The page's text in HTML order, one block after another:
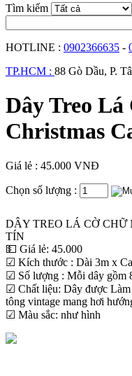
Tìm kiếm
HOTLINE : 0902366635 -
TP.HCM : 88 Gò Dầu, P.
Dây Treo
Christmas
Giá lẻ : 45.000 VNĐ
Chọn số lượng :
DÂY TREO LÁ CỜ CHỮ
TÍN
💵 Giá lẻ: 45.000
☑ Kích thước : Dài 3m x
☑ Số lượng : Mỗi dây gồm
☑ Chất liệu: Dây được
tông vintage mang hơi
☑ Màu sắc: như hình